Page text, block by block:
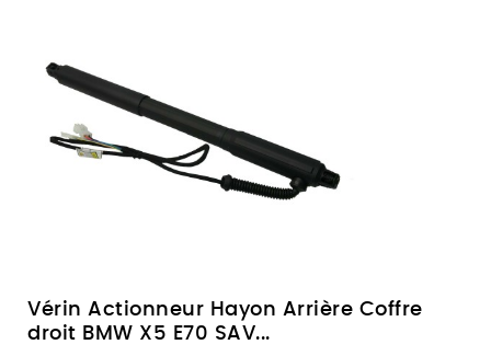
Vérin Actionneur Hayon Arrière Coffre
droit BMW X5 E70 SAV...